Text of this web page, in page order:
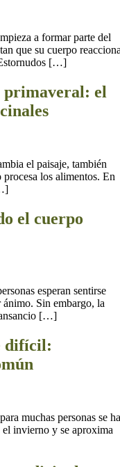
a formar parte del
que su cuerpo
[…]
primaveral: el
el paisaje, también
los alimentos. En
el cuerpo
esperan sentirse
Sin embargo, la
[…]
difícil:
muchas personas se ha
invierno y se aproxima